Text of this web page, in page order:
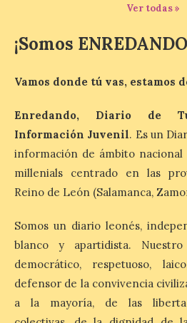
Iberia Marimba es
celebra en el
la música de cámara. La
Ayuntamiento de Ponferrada
MADO Madrid Orgullo
como uno de los
principales motores
económicos y
Madrid
9 Ago 2026
Ver todas »
¡Somos
Vamos donde tú vas, estamos
Enredando, Diario de
Información Juvenil. Es un
información de ámbito
millenials centrado en las
Reino de León (Salamanca,
Somos un diario leonés,
blanco y apartidista.
democrático, respetuoso,
defensor de la convivencia
a la mayoría, de las